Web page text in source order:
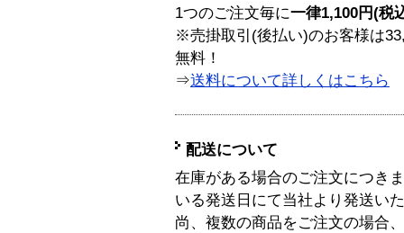
1つのご注文毎に一律1,100円(税
※売掛取引(後払い)のお客様は
無料！
⇒送料について詳しくはこちら
配送について
在庫がある場合のご注文につき
いる発送日にて当社より発送い
尚、複数の商品をご注文の場合